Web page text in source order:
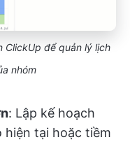
ClickUp để quản lý lịch
nhóm
: Lập kế hoạch
hiện tại hoặc tiềm